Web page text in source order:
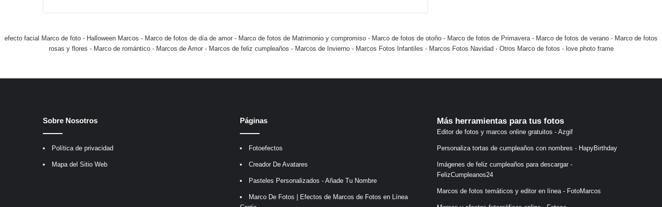
efecto facial Marco de foto - Halloween Marcos - Marco de fotos de día de amor - Marco de fotos de Matrimonio y compromiso - Marco de fotos de otoño - Marco de fotos de Primavera - Marco de fotos de verano - Marco de fotos
rosas y flores - Marco de romántico- Marcos de Amor- Marcos de feliz cumpleaños - Marcos de Invierno- Marcos Fotos Infantiles - Marcos Fotos Navidad- Otros Marco de fotos - love photo frame
Sobre Nosotros
Política de privacidad
Mapa del Sitio Web
Páginas
Fotoefectos
Creador De Avatares
Pasteles Personalizados - Añade Tu Nombre
Marco De Fotos | Efectos de Marcos de Fotos en Línea
Más herramientas para tus fotos
Editor de fotos y marcos online gratuitos - Azgif
Personaliza tortas de cumpleaños con nombres - HapyBirthday
Imágenes de feliz cumpleaños para descargar -
FelizCumpleanos24
Marcos de fotos temáticos y editor en línea - FotoMarcos